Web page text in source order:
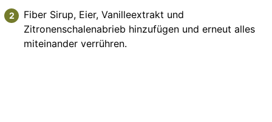
Fiber Sirup, Eier, Vanilleextrakt und
Zitronenschalenabrieb hinzufügen und erneut alles
miteinander verrühren.